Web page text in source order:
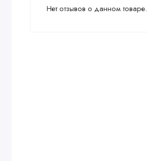
Нет отзывов о данном товаре.